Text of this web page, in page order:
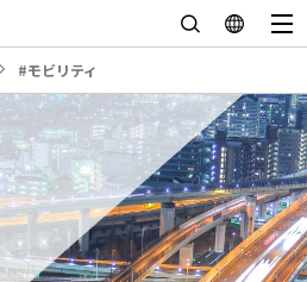
#モビリティ